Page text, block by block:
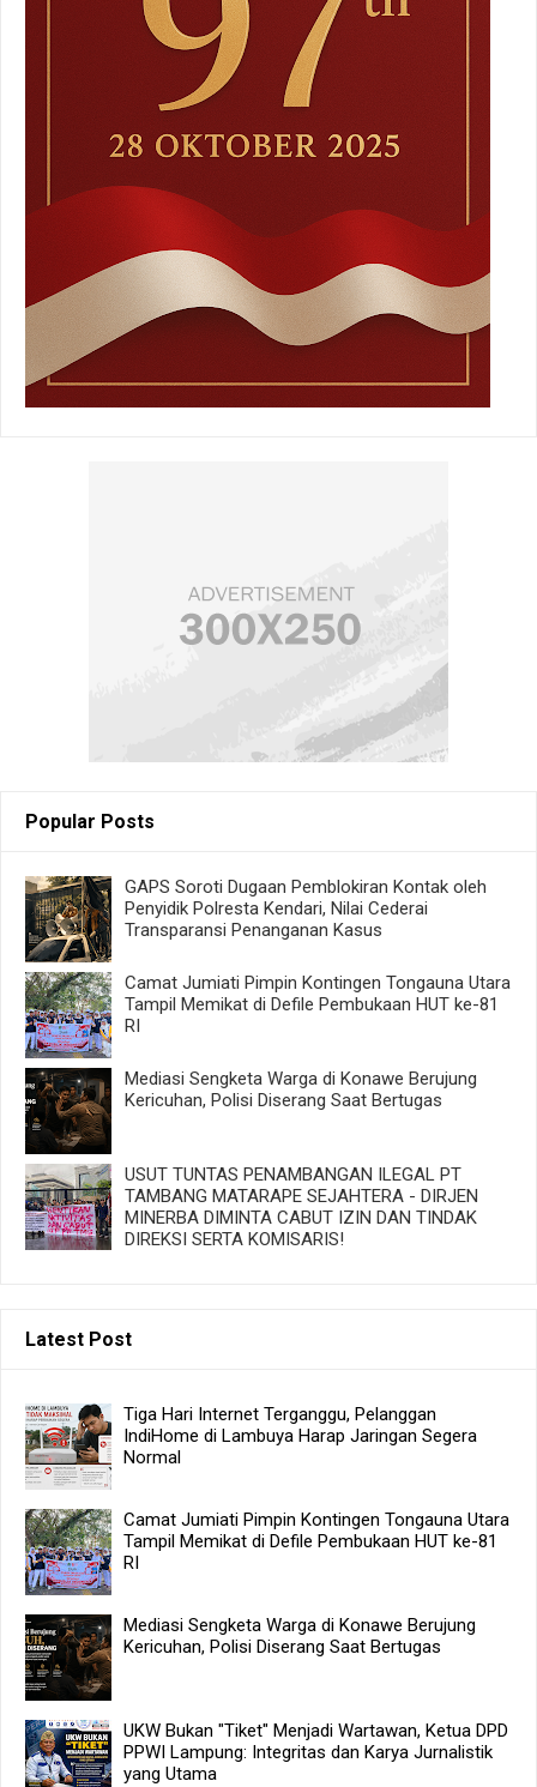
Popular Posts
GAPS Soroti Dugaan Pemblokiran Kontak oleh
Penyidik Polresta Kendari, Nilai Cederai
Transparansi Penanganan Kasus
Camat Jumiati Pimpin Kontingen Tongauna Utara
Tampil Memikat di Defile Pembukaan HUT ke-81
RI
Mediasi Sengketa Warga di Konawe Berujung
Kericuhan, Polisi Diserang Saat Bertugas
USUT TUNTAS PENAMBANGAN ILEGAL PT
TAMBANG MATARAPE SEJAHTERA - DIRJEN
MINERBA DIMINTA CABUT IZIN DAN TINDAK
DIREKSI SERTA KOMISARIS!
Latest Post
Tiga Hari Internet Terganggu, Pelanggan
IndiHome di Lambuya Harap Jaringan Segera
Normal
Camat Jumiati Pimpin Kontingen Tongauna Utara
Tampil Memikat di Defile Pembukaan HUT ke-81
RI
Mediasi Sengketa Warga di Konawe Berujung
Kericuhan, Polisi Diserang Saat Bertugas
UKW Bukan "Tiket" Menjadi Wartawan, Ketua DPD
PPWI Lampung: Integritas dan Karya Jurnalistik
yang Utama